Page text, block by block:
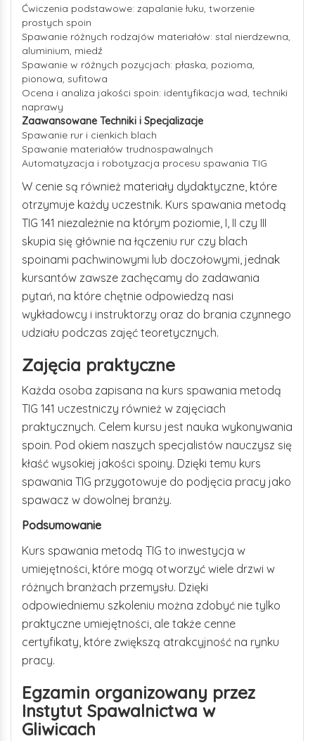
Ćwiczenia podstawowe: zapalanie łuku, tworzenie
prostych spoin
Spawanie różnych rodzajów materiałów: stal nierdzewna,
aluminium, miedź
Spawanie w różnych pozycjach: płaska, pozioma,
pionowa, sufitowa
Ocena i analiza jakości spoin: identyfikacja wad, techniki
naprawy
Zaawansowane Techniki i Specjalizacje
Spawanie rur i cienkich blach
Spawanie materiałów trudnospawalnych
Automatyzacja i robotyzacja procesu spawania TIG
W cenie są również materiały dydaktyczne, które
otrzymuje każdy uczestnik. Kurs spawania metodą
TIG 141 niezależnie na którym poziomie, I, II czy III
skupia się głównie na łączeniu rur czy blach
spoinami pachwinowymi lub doczołowymi, jednak
kursantów zawsze zachęcamy do zadawania
pytań, na które chętnie odpowiedzą nasi
wykładowcy i instruktorzy oraz do brania czynnego
udziału podczas zajęć teoretycznych.
Zajęcia praktyczne
Każda osoba zapisana na kurs spawania metodą
TIG 141 uczestniczy również w zajęciach
praktycznych. Celem kursu jest nauka wykonywania
spoin. Pod okiem naszych specjalistów nauczysz się
kłaść wysokiej jakości spoiny. Dzięki temu kurs
spawania TIG przygotowuje do podjęcia pracy jako
spawacz w dowolnej branży.
Podsumowanie
Kurs spawania metodą TIG to inwestycja w
umiejętności, które mogą otworzyć wiele drzwi w
różnych branżach przemysłu. Dzięki
odpowiedniemu szkoleniu można zdobyć nie tylko
praktyczne umiejętności, ale także cenne
certyfikaty, które zwiększą atrakcyjność na rynku
pracy.
Egzamin organizowany przez
Instytut Spawalnictwa w
Gliwicach